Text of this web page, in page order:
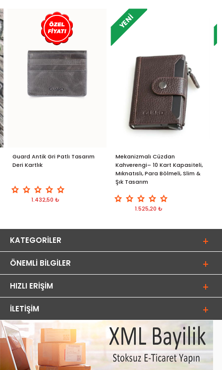
Guard Antik Gri Patlı Tasarım
Deri Kartlık
1.432,50 ₺
YENI
Mekanizmalı Cüzdan
Kahverengi– 10 Kart Kapasiteli,
Mıknatıslı, Para Bölmeli, Slim &
Şık Tasarım
1.525,20 ₺
KATEGORILER
ÖNEMLI BILGILER
HIZLI ERIŞIM
İLETIŞIM